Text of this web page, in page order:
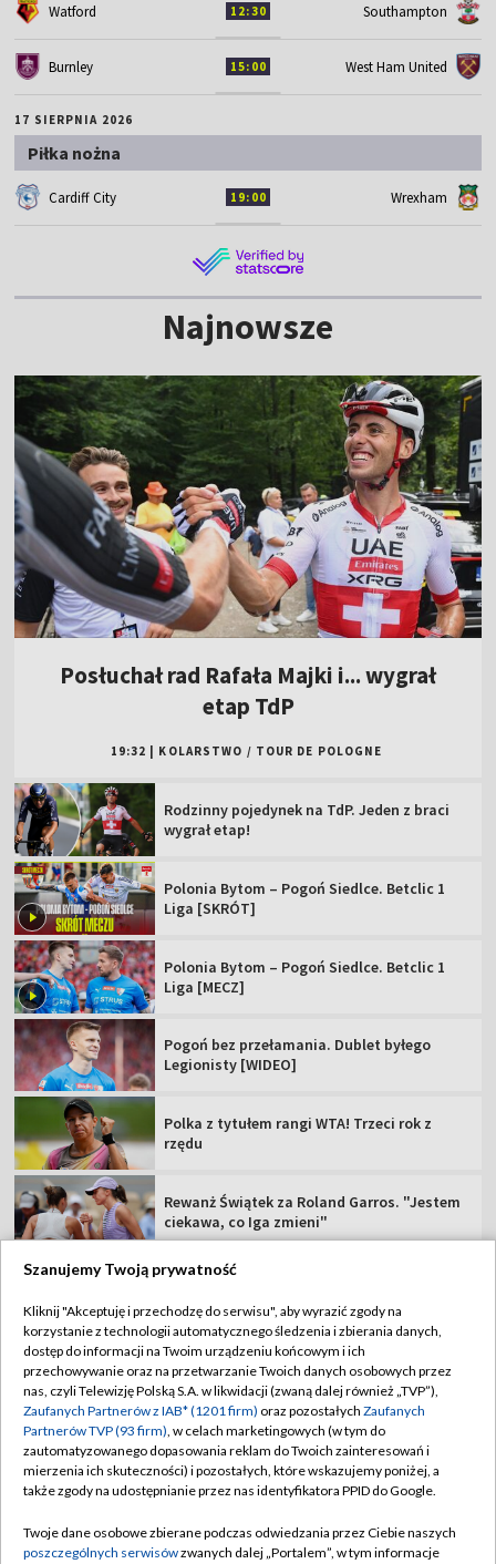
Watford 12:30 Southampton
Burnley 15:00 West Ham United
17 SIERPNIA 2026
Piłka nożna
Cardiff City 19:00 Wrexham
Najnowsze
Posłuchał rad Rafała Majki i... wygrał
etap TdP
19:32 KOLARSTWO / TOUR DE POLOGNE
Rodzinny pojedynek na TdP. Jeden z braci
wygrał etap!
Polonia Bytom – Pogoń Siedlce. Betclic 1
Liga [SKRÓT]
Polonia Bytom – Pogoń Siedlce. Betclic 1
Liga [MECZ]
Pogoń bez przełamania. Dublet byłego
Legionisty [WIDEO]
Polka z tytułem rangi WTA! Trzeci rok z
rzędu
Rewanż Świątek za Roland Garros. "Jestem
ciekawa, co Iga zmieni"
TVP
Abonament TVP
Sklep TVP
Biuro Reklamy
Oferta Handlowa
Emisja w TVP
Regulamin TVP
Polityka prywatności
Moje zgody
Biuro reklamy
Szanujemy Twoją prywatność
Kliknij "Akceptuję i przechodzę do serwisu", aby wyrazić zgody na
korzystanie z technologii automatycznego śledzenia i zbierania danych,
dostęp do informacji na Twoim urządzeniu końcowym i ich
przechowywanie oraz na przetwarzanie Twoich danych osobowych przez
nas, czyli Telewizję Polską S.A. w likwidacji (zwaną dalej również „TVP”),
Zaufanych Partnerów z IAB* (1201 firm) oraz pozostałych Zaufanych
Partnerów TVP (93 firm), w celach marketingowych (w tym do
zautomatyzowanego dopasowania reklam do Twoich zainteresowań i
mierzenia ich skuteczności) i pozostałych, które wskazujemy poniżej, a
także zgody na udostępnianie przez nas identyfikatora PPID do Google.
Twoje dane osobowe zbierane podczas odwiedzania przez Ciebie naszych
poszczególnych serwisówzwanych dalej „Portalem”, w tym informacje